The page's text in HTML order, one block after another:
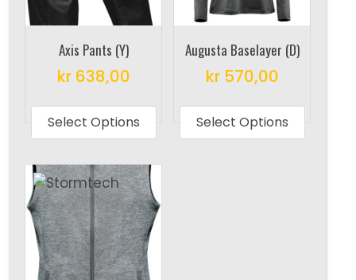
Axis Pants (Y)
kr638,00
Select Options
product
has
multiple
The
Augusta Baselayer (D)
kr570,00
Select Options
has